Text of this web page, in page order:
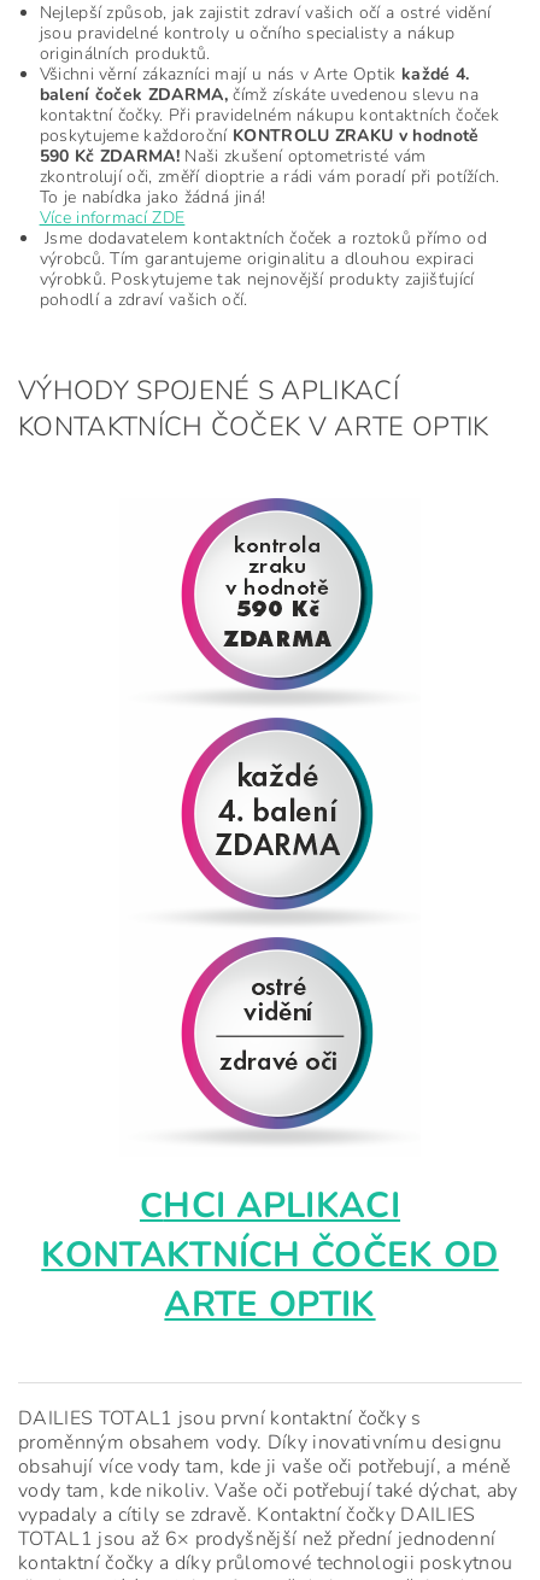
Nejlepší způsob, jak zajistit zdraví vašich očí a ostré vidění
jsou pravidelné kontroly u očního specialisty a nákup
originálních produktů.
Všichni věrní zákazníci mají u nás v Arte Optik každé 4.
balení čoček ZDARMA,čímž získáte uvedenou slevu na
kontaktní čočky. Při pravidelném nákupu kontaktních čoček
poskytujeme každoroční KONTROLU ZRAKU v hodnotě
590 Kč ZDARMA! Naši zkušení optometristé vám
zkontrolují oči, změří dioptrie a rádi vám poradí při potížích.
To je nabídka jako žádná jiná!
Více informací ZDE
Jsme dodavatelem kontaktních čoček a roztoků přímo od
výrobců. Tím garantujeme originalitu a dlouhou expiraci
výrobků. Poskytujeme tak nejnovější produkty zajišťující
pohodlí a zdraví vašich očí.
VÝHODY SPOJENÉ S APLIKACÍ
KONTAKTNÍCH ČOČEK V ARTE OPTIK
CHCI APLIKACI
KONTAKTNÍCH ČOČEK OD
ARTE OPTIK
DAILIES TOTAL1 jsou první kontaktní čočky s
proměnným obsahem vody. Díky inovativnímu designu
obsahují více vody tam, kde ji vaše oči potřebují, a méně
vody tam, kde nikoliv. Vaše oči potřebují také dýchat, aby
vypadaly a cítily se zdravě. Kontaktní čočky DAILIES
TOTAL1 jsou až 6× prodyšnější než přední jednodenní
kontaktní čočky a díky průlomové technologii poskytnou